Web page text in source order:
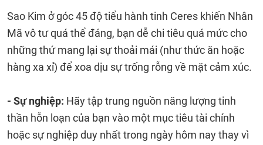
Sao Kim ở góc 45 độ tiểu hành tinh Ceres khiến Nhân
Mã vô tư quá thể đáng, bạn dễ chi tiêu quá mức cho
những thứ mang lại sự thoải mái (như thức ăn hoặc
hàng xa xỉ) để xoa dịu sự trống rỗng về mặt cảm xúc.
- Sự nghiệp: Hãy tập trung nguồn năng lượng tinh
thần hỗn loạn của bạn vào một mục tiêu tài chính
hoặc sự nghiệp duy nhất trong ngày hôm nay thay vì